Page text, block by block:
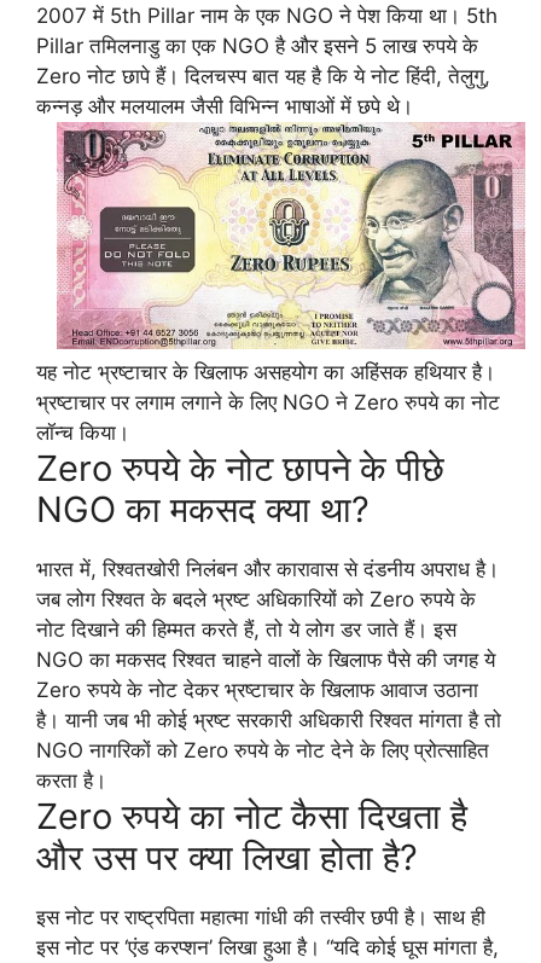
2007 में 5th Pillar नाम के एक NGO ने पेश किया था। 5th
Pillar तमिलनाडु का एक NGO है और इसने 5 लाख रुपये के
Zero नोट छापे हैं। दिलचस्प बात यह है कि ये नोट हिंदी, तेलुगु,
कन्नड़ और मलयालम जैसी विभिन्न भाषाओं में छपे थे।
यह नोट भ्रष्टाचार के खिलाफ असहयोग का अहिंसक हथियार है।
भ्रष्टाचार पर लगाम लगाने के लिए NGO ने Zero रुपये का नोट
लॉन्च किया।
Zero रुपये के नोट छापने के पीछे
NGO का मकसद क्या था?
भारत में, रिश्वतखोरी निलंबन और कारावास से दंडनीय अपराध है।
जब लोग रिश्वत के बदले भ्रष्ट अधिकारियों को Zero रुपये के
नोट दिखाने की हिम्मत करते हैं, तो ये लोग डर जाते हैं। इस
NGO का मकसद रिश्वत चाहने वालों के खिलाफ पैसे की जगह ये
Zero रुपये के नोट देकर भ्रष्टाचार के खिलाफ आवाज उठाना
है। यानी जब भी कोई भ्रष्ट सरकारी अधिकारी रिश्वत मांगता है तो
NGO नागरिकों को Zero रुपये के नोट देने के लिए प्रोत्साहित
करता है।
Zero रुपये का नोट कैसा दिखता है
और उस पर क्या लिखा होता है?
इस नोट पर राष्ट्रपिता महात्मा गांधी की तस्वीर छपी है। साथ ही
इस नोट पर ‘एंड करप्शन’ लिखा हुआ है। “यदि कोई घूस मांगता है,